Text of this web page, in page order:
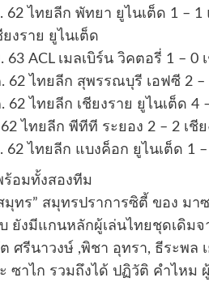
62 ไทยลีก พัทยา ยูไนเต็ด 1 – 1
ยงราย ยูไนเต็ด
63 ACL เมลเบิร์น วิคตอรี่ 1 – 0
62 ไทยลีก สุพรรณบุรี เอฟซี 2 –
62 ไทยลีก เชียงราย ยูไนเต็ด 4
ไทยลีก พีทีที ระยอง 2 – 2 เชี
62 ไทยลีก แบงค็อก ยูไนเต็ด 1
ร้อมทั้งสองทีม
สมุทร” สมุทรปราการซิตี้ ของ
ยังมีแกนหลักผู้เล่นไทยชุดเดิม
ศรีนาวงษ์ ,พิชา อุทรา, ธีระพล
ซาไก รวมถึงได้ ปฏิวัติ คำไหม